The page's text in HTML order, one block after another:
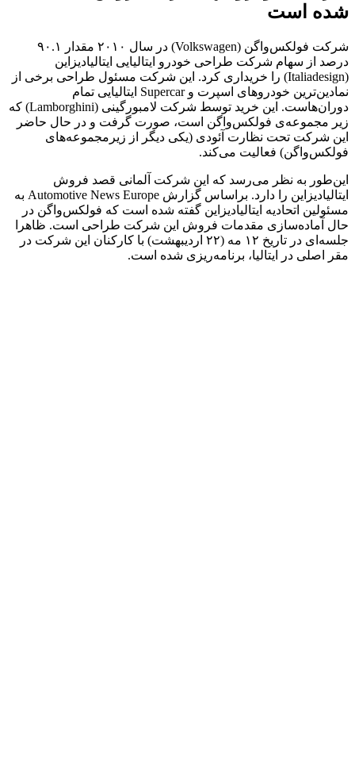
شده است
شرکت فولکس‌واگن (Volkswagen) در سال ۲۰۱۰ مقدار ۹۰.۱
درصد از سهام شرکت طراحی خودرو ایتالیایی ایتالیادیزاین
(Italiadesign) را خریداری کرد. این شرکت مسئول طراحی برخی از
نمادین‌ترین خودروهای اسپرت و Supercar ایتالیایی تمام
دوران‌هاست. این خرید توسط شرکت لامبورگینی (Lamborghini) که
زیر مجموعه‌ی فولکس‌واگن است، صورت گرفت و در حال حاضر
این شرکت تحت نظارت آئودی (یکی دیگر از زیرمجموعه‌های
فولکس‌واگن) فعالیت می‌کند.
این‌طور به نظر می‌رسد که این شرکت آلمانی قصد فروش
ایتالیادیزاین را دارد. براساس گزارش Automotive News Europe به
مسئولین اتحادیه ایتالیادیزاین گفته شده است که فولکس‌واگن در
حال آماده‌سازی مقدمات فروش این شرکت طراحی است. ظاهرا
جلسه‌ای در تاریخ ۱۲ مه (۲۲ اردیبهشت) با کارکنان این شرکت در
مقر اصلی در ایتالیا، برنامه‌ریزی شده است.